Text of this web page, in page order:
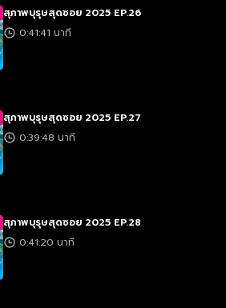
สุภาพบุรุษสุดซอย 2025 EP.26
0:41:41 นาที
สุภาพบุรุษสุดซอย 2025 EP.27
0:39:48 นาที
สุภาพบุรุษสุดซอย 2025 EP.28
0:41:20 นาที